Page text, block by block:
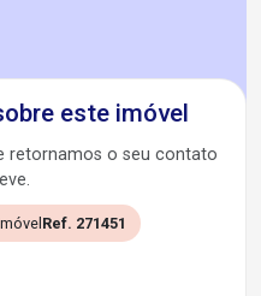
este imóvel
retornamos o seu contato
Ref. 271451